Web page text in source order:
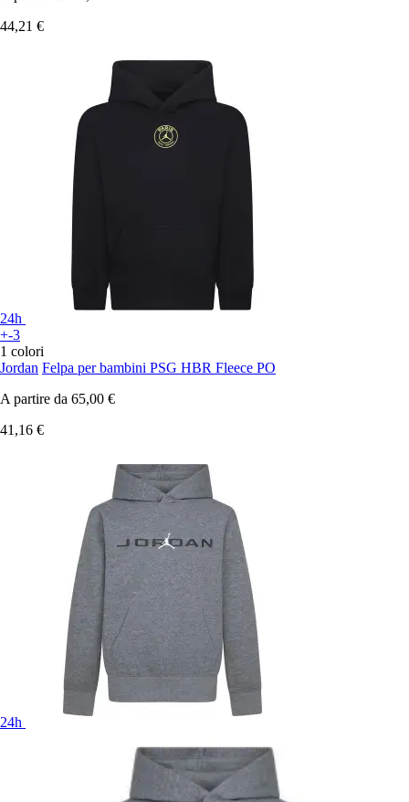
44,21 €
24h
+-3
1 colori
Jordan Felpa per bambini PSG HBR Fleece PO
A partire da 65,00 €
41,16 €
24h